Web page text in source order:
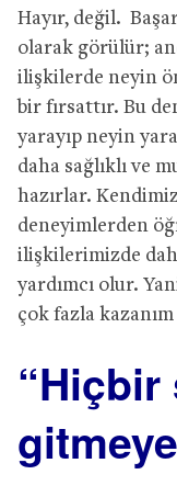
Hayır, değil.
olarak görülür;
ilişkilerde neyin
bir fırsattır. Bu
yarayıp neyin
daha sağlıklı ve
hazırlar.
deneyimlerden
ilişkilerimizde
yardımcı olur.
çok fazla
“Hiçbir